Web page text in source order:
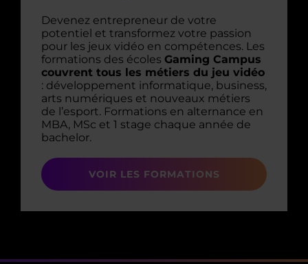
Devenez entrepreneur de votre
potentiel et transformez votre passion
pour les jeux vidéo en compétences. Les
formations des écoles Gaming Campus
couvrent tous les métiers du jeu vidéo
: développement informatique, business,
arts numériques et nouveaux métiers
de l’esport. Formations en alternance en
MBA, MSc et 1 stage chaque année de
bachelor.
VOIR LES FORMATIONS